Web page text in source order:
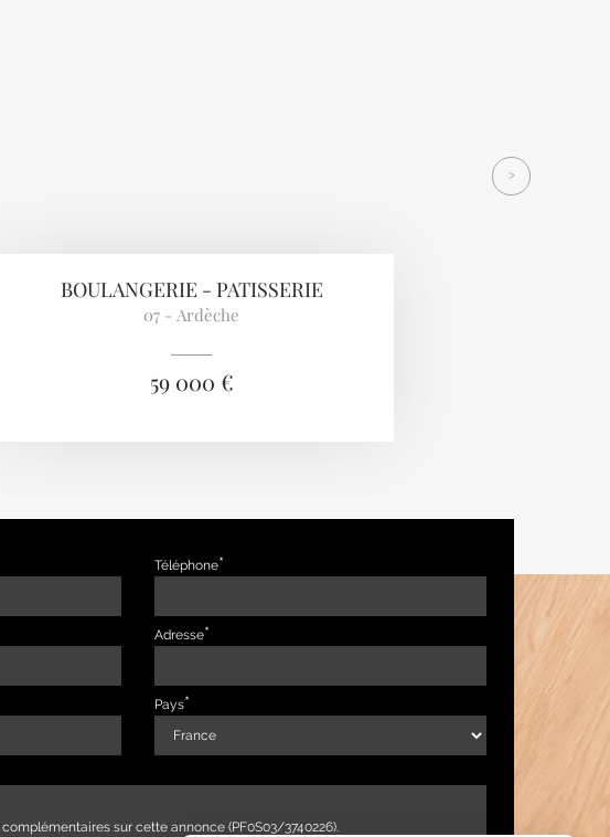
BOULANGERIE - PATISSERIE
07 - Ardèche
59 000 €
>
Téléphone
Adresse
Pays